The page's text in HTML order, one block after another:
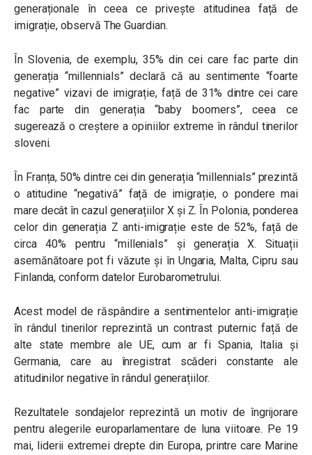
generaționale în ceea ce privește atitudinea față de
imigrație, observă The Guardian.
În Slovenia, de exemplu, 35% din cei care fac parte din
generația “millennials” declară că au sentimente “foarte
negative” vizavi de imigrație, față de 31% dintre cei care
fac parte din generația “baby boomers”, ceea ce
sugerează o creștere a opiniilor extreme în rândul tinerilor
sloveni.
În Franța, 50% dintre cei din generația “millennials” prezintă
o atitudine “negativă” față de imigrație, o pondere mai
mare decât în cazul generațiilor X și Z. În Polonia, ponderea
celor din generația Z anti-imigrație este de 52%, față de
circa 40% pentru “millenials” și generația X. Situații
asemănătoare pot fi văzute și în Ungaria, Malta, Cipru sau
Finlanda, conform datelor Eurobarometrului.
Acest model de răspândire a sentimentelor anti-imigrație
în rândul tinerilor reprezintă un contrast puternic față de
alte state membre ale UE, cum ar fi Spania, Italia și
Germania, care au înregistrat scăderi constante ale
atitudinilor negative în rândul generațiilor.
Rezultatele sondajelor reprezintă un motiv de îngrijorare
pentru alegerile europarlamentare de luna viitoare. Pe 19
mai, liderii extremei drepte din Europa, printre care Marine